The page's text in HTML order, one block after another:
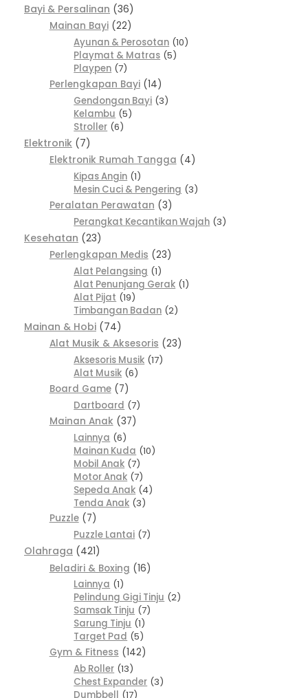
Bayi & Persalinan 36
Mainan Bayi 22
Ayunan & Perosotan 10
Playmat & Matras 5
Playpen 7
Perlengkapan Bayi 14
Gendongan Bayi 3
Kelambu 5
Stroller 6
Elektronik 7
Elektronik Rumah Tangga
4
Kipas Angin 1
Mesin Cuci & Pengering 3
Peralatan Perawatan
3
Perangkat Kecantikan Wajah 3
Kesehatan 23
Perlengkapan Medis
23
Alat Pelangsing 1
Alat Penunjang Gerak 1
Alat Pijat 19
Timbangan Badan 2
Mainan & Hobi 74
Alat Musik & Aksesoris
23
Aksesoris Musik 17
Alat Musik 6
Board Game
7
Dartboard 7
Mainan Anak
37
Lainnya 6
Mainan Kuda 10
Mobil Anak 7
Motor Anak 7
Sepeda Anak 4
Tenda Anak 3
Puzzle
7
Puzzle Lantai 7
Olahraga 421
Beladiri & Boxing
16
Lainnya 1
Pelindung Gigi Tinju 2
Samsak Tinju 7
Sarung Tinju 1
Target Pad 5
Gym & Fitness
142
Ab Roller 13
Chest Expander 3
Dumbbell
17